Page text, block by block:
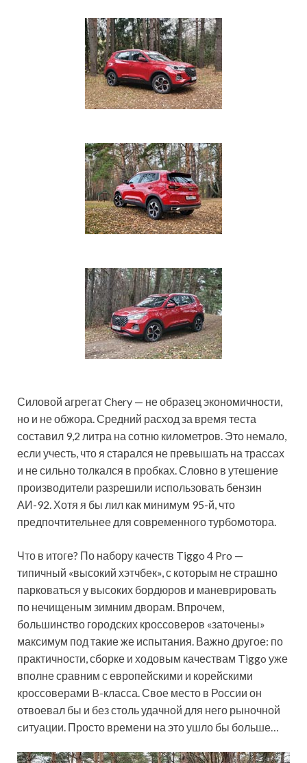
Силовой агрегат Chery — не образец экономичности,
но и не обжора. Средний расход за время теста
составил 9,2 литра на сотню километров. Это немало,
если учесть, что я старался не превышать на трассах
и не сильно толкался в пробках. Словно в утешение
производители разрешили использовать бензин
АИ-92. Хотя я бы лил как минимум 95-й, что
предпочтительнее для современного турбомотора.
Что в итоге? По набору качеств Tiggo 4 Pro —
типичный «высокий хэтчбек», с которым не страшно
парковаться у высоких бордюров и маневрировать
по нечищеным зимним дворам. Впрочем,
большинство городских кроссоверов «заточены»
максимум под такие же испытания. Важно другое: по
практичности, сборке и ходовым качествам Tiggo уже
вполне сравним с европейскими и корейскими
кроссоверами B-класса. Свое место в России он
отвоевал бы и без столь удачной для него рыночной
cитуации. Просто времени на это ушло бы больше…